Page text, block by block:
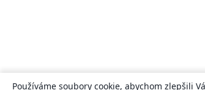
Používáme soubory cookie, abychom zlepšili